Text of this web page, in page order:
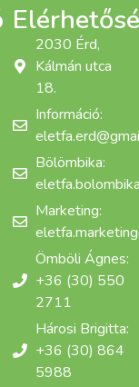
2030 Érd,
Kálmán utca
18.
Információ:
Bölömbika:
Marketing:
Ömböli Ágnes:
+36 (30) 550
2711
Hárosi Brigitta:
+36 (30) 864
5988